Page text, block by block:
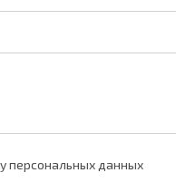
персональных данных